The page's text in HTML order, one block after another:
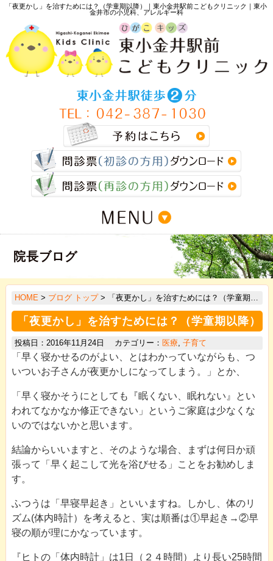
「夜更かし」を治すためには？（学童期以降）｜東小金井駅前こどもクリニック｜東小
金井市の小児科、アレルギー科
>
>
>
院長ブログ
HOME > ブログ トップ> 「夜更かし」を治すためには？（学童期以降）
「夜更かし」を治すためには？（学童期以降）
投稿日：2016年11月24日 カテゴリー： 医療 子育て
「早く寝かせるのがよい、とはわかっていながらも、つ
いついお子さんが夜更かしになってしまう。」とか、
「早く寝かそうにとしても『眠くない、眠れない』とい
われてなかなか修正できない」というご家庭は少なくな
いのではないかと思います。
結論からいいますと、そのような場合、まずは何日か頑
張って「早く起こして光を浴びせる」ことをお勧めしま
す。
ふつうは「早寝早起き」といいますね。しかし、体のリ
ズム(体内時計）を考えると、実は順番は①早起き→②早
寝の順が理にかなっています。
『ヒトの「体内時計」は1日（２４時間）より長い25時間